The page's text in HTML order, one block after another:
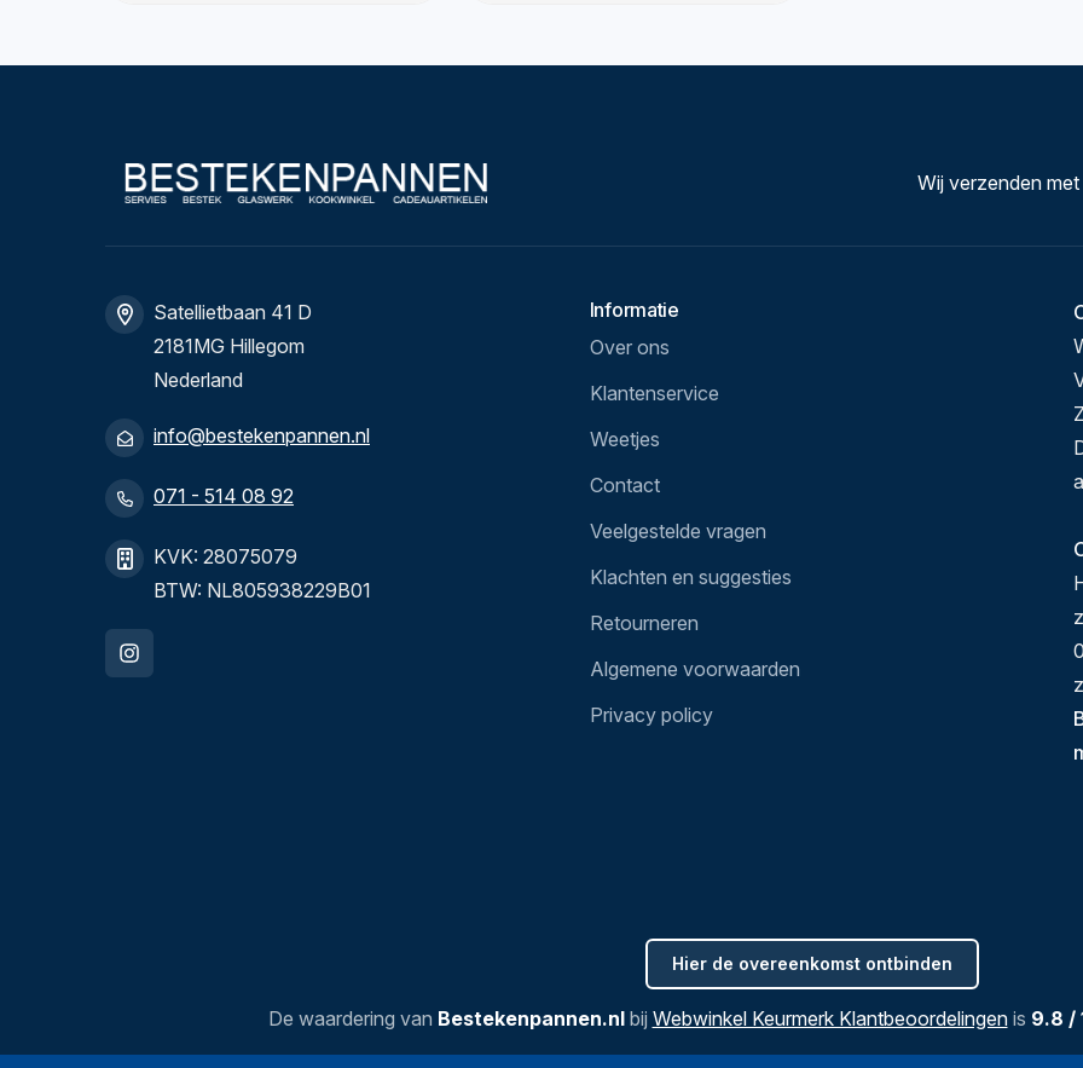
Wij verzenden met
Satellietbaan 41 D
2181MG Hillegom
Nederland
info@bestekenpannen.nl
071 - 514 08 92
KVK: 28075079
BTW: NL805938229B01
Informatie
Over ons
Klantenservice
Weetjes
Contact
Veelgestelde vragen
Klachten en suggesties
Retourneren
Algemene voorwaarden
Privacy policy
Hier de overeenkomst ontbinden
De waardering van Bestekenpannen.nlbij Webwinkel Keurmerk Klantbeoordelingenis 9.8 /